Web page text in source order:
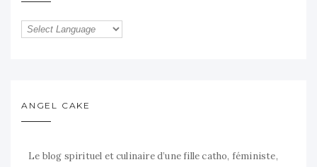
ANGEL CAKE
Le blog spirituel et culinaire d’une fille catho, féministe,